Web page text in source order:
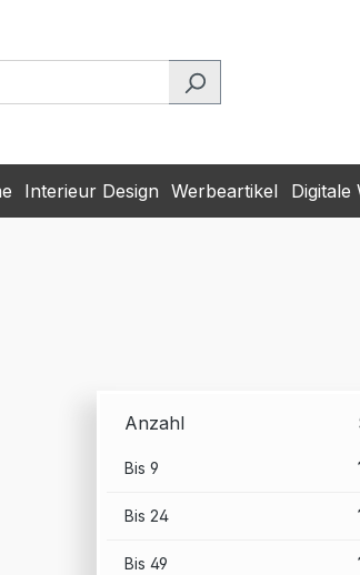
Interieur Design Werbeartikel Digitale
Anzahl
Bis 9
Bis 24
Bis 49